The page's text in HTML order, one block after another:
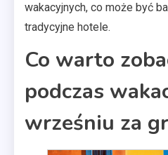
wakacyjnych, co może być
tradycyjne hotele.
Co warto
podczas
wrześniu za